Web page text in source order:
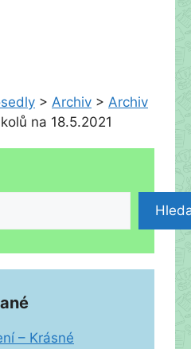
> Archiv > Archiv
na 18.5.2021
– Krásné